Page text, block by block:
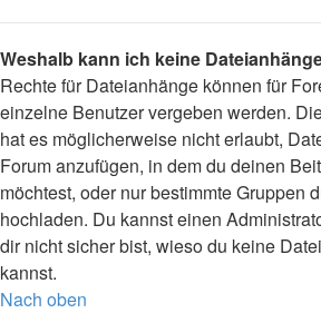
Weshalb kann ich keine
Rechte für Dateianhänge können für
einzelne Benutzer vergeben werden.
hat es möglicherweise nicht erlaubt,
Forum anzufügen, in dem du deinen
möchtest, oder nur bestimmte Gruppen
hochladen. Du kannst einen
dir nicht sicher bist, wieso du keine
kannst.
Nach oben